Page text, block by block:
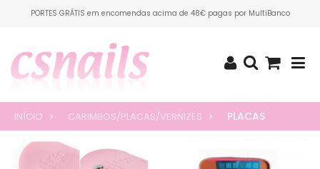
PORTES GRÁTIS em encomendas acima de 48€ pagas por MultiBanco
INÍCIO CARIMBOS/PLACAS/VERNIZES PLACAS